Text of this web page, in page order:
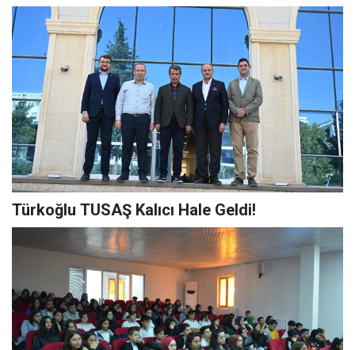
Türkoğlu TUSAŞ Kalıcı Hale Geldi!